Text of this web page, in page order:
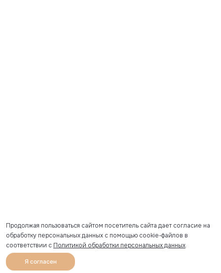
Продолжая пользоваться сайтом посетитель сайта дает согласие на
обработку персональных данных с помощью cookie-файлов в
соответствии с Политикой обработки персональных данных.
Я согласен